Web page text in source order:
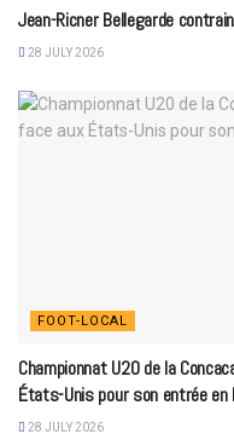
Jean-Ricner Bellegarde
28 JULY 2026
FOOT-LOCAL
Championnat U20 de la
États-Unis pour son entrée en
28 JULY 2026